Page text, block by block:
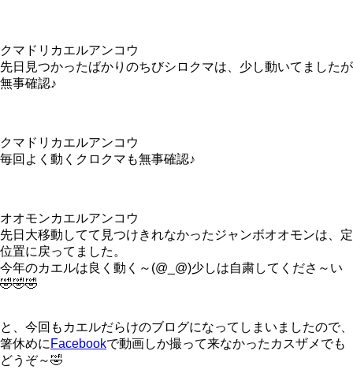
クマドリカエルアンコウ
先日見つかったばかりのちびシロクマは、少し動いてましたが
無事確認♪
クマドリカエルアンコウ
毎回よく動くクロクマも無事確認♪
オオモンカエルアンコウ
先日大移動してて見つけきれなかったジャンボオオモンは、定
位置に戻ってました。
今年のカエルは良く動く～(@_@)少しは自粛してくださ～い
🤣🤣🤣
と、今回もカエルだらけのブログになってしまいましたので、
箸休めにFacebookで動画しか撮って来なかったカスザメでも
どうぞ～🤣